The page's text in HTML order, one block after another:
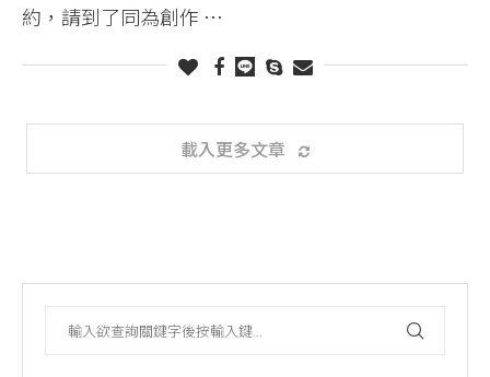
約，請到了同為創作 …
載入更多文章